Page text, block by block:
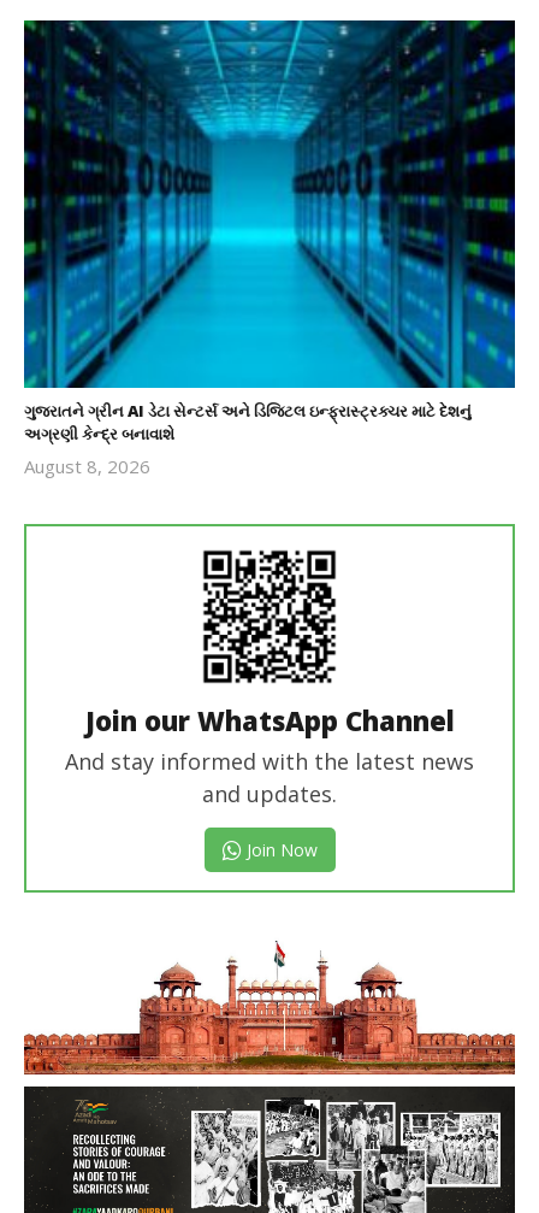
ગુજરાતને ગ્રીન AI ડેટા સેન્ટર્સ અને ડિજિટલ ઇન્ફ્રાસ્ટ્રક્ચર માટે દેશનું
અગ્રણી કેન્દ્ર બનાવાશે
August 8, 2026
Join our WhatsApp Channel
And stay informed with the latest news
and updates.
Join Now